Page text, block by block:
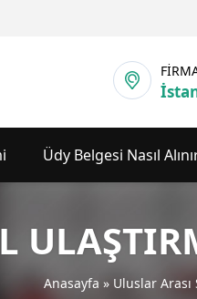
Üdy Belgesi Nasıl
Anasayfa » Uluslar